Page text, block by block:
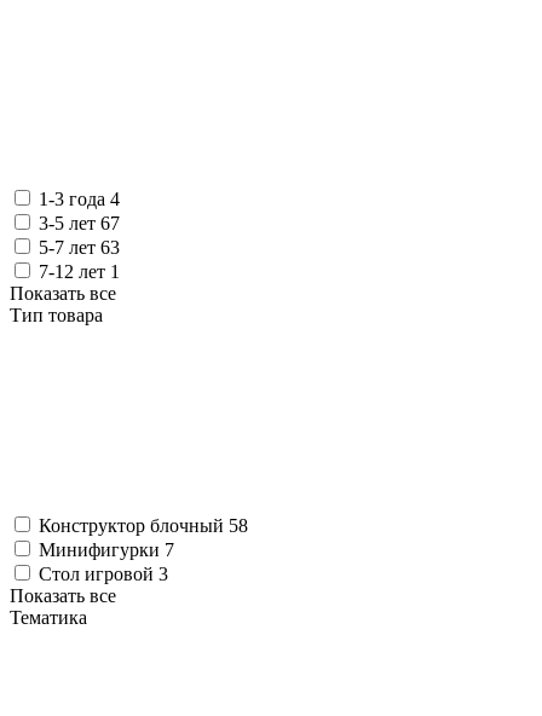
1-3 года 4
3-5 лет 67
5-7 лет 63
7-12 лет 1
Показать все
Тип товара
Конструктор блочный 58
Минифигурки 7
Стол игровой 3
Показать все
Тематика